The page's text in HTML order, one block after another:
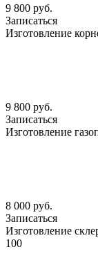
9 800 руб.
Записаться
Изготовление
9 800 руб.
Записаться
Изготовление
8 000 руб.
Записаться
Изготовление
100